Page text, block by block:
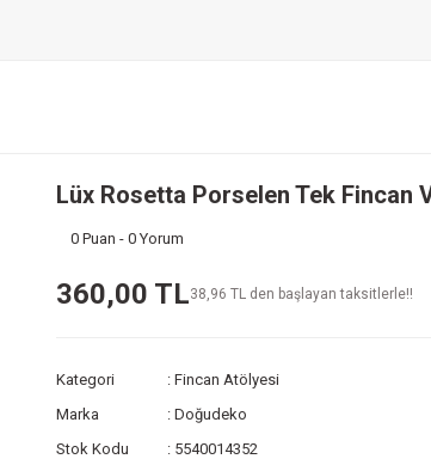
Lüx Rosetta Porselen Tek Fincan
0 Puan - 0 Yorum
360,00 TL38,96 TL den başlayan taksitlerle!!
Kategori
Fincan Atölyesi
Marka
Doğudeko
Stok Kodu
5540014352